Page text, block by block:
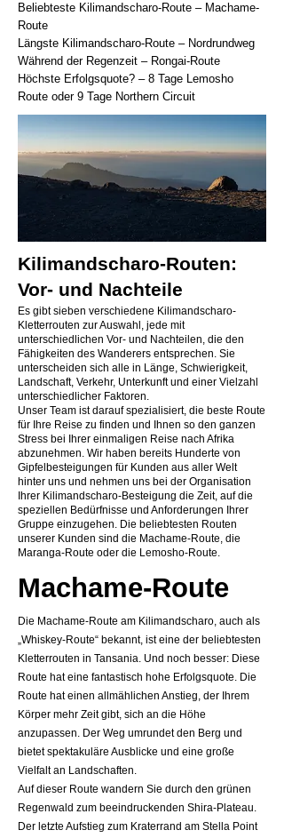
Beliebteste Kilimandscharo-Route – Machame-
Route
Längste Kilimandscharo-Route – Nordrundweg
Während der Regenzeit – Rongai-Route
Höchste Erfolgsquote? – 8 Tage Lemosho
Route oder 9 Tage Northern Circuit
Kilimandscharo-Routen:
Vor- und Nachteile
Es gibt sieben verschiedene Kilimandscharo-
Kletterrouten zur Auswahl, jede mit
unterschiedlichen Vor- und Nachteilen, die den
Fähigkeiten des Wanderers entsprechen. Sie
unterscheiden sich alle in Länge, Schwierigkeit,
Landschaft, Verkehr, Unterkunft und einer Vielzahl
unterschiedlicher Faktoren.
Unser Team ist darauf spezialisiert, die beste Route
für Ihre Reise zu finden und Ihnen so den ganzen
Stress bei Ihrer einmaligen Reise nach Afrika
abzunehmen. Wir haben bereits Hunderte von
Gipfelbesteigungen für Kunden aus aller Welt
hinter uns und nehmen uns bei der Organisation
Ihrer Kilimandscharo-Besteigung die Zeit, auf die
speziellen Bedürfnisse und Anforderungen Ihrer
Gruppe einzugehen. Die beliebtesten Routen
unserer Kunden sind die Machame-Route, die
Maranga-Route oder die Lemosho-Route.
Machame-Route
Die Machame-Route am Kilimandscharo, auch als
„Whiskey-Route“ bekannt, ist eine der beliebtesten
Kletterrouten in Tansania. Und noch besser: Diese
Route hat eine fantastisch hohe Erfolgsquote. Die
Route hat einen allmählichen Anstieg, der Ihrem
Körper mehr Zeit gibt, sich an die Höhe
anzupassen. Der Weg umrundet den Berg und
bietet spektakuläre Ausblicke und eine große
Vielfalt an Landschaften.
Auf dieser Route wandern Sie durch den grünen
Regenwald zum beeindruckenden Shira-Plateau.
Der letzte Aufstieg zum Kraterrand am Stella Point